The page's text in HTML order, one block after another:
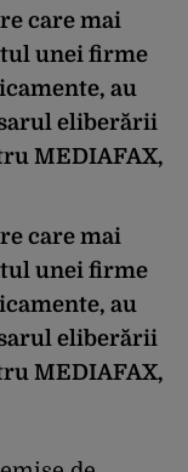
care mai
unei firme
au
eliberării
MEDIAFAX,
care mai
unei firme
au
eliberării
MEDIAFAX,